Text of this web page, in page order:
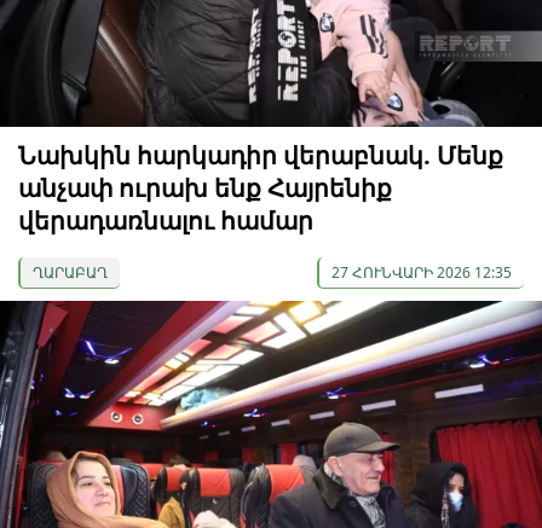
Նախկին հարկադիր վերաբնակ. Մենք
անչափ ուրախ ենք Հայրենիք
վերադառնալու համար
ՂԱՐԱԲԱՂ 27 ՀՈՒՆՎԱՐԻ 2026 12:35